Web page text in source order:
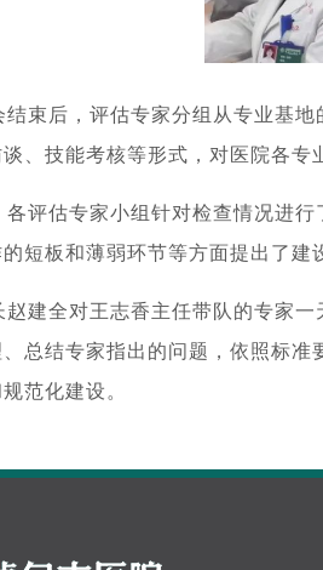
结束后，评估专家分组从专业基
、技能考核等形式，对医院各
各评估专家小组针对检查情况进
短板和薄弱环节等方面提出了
赵建全对王志香主任带队的专家
总结专家指出的问题，依照标
范化建设。